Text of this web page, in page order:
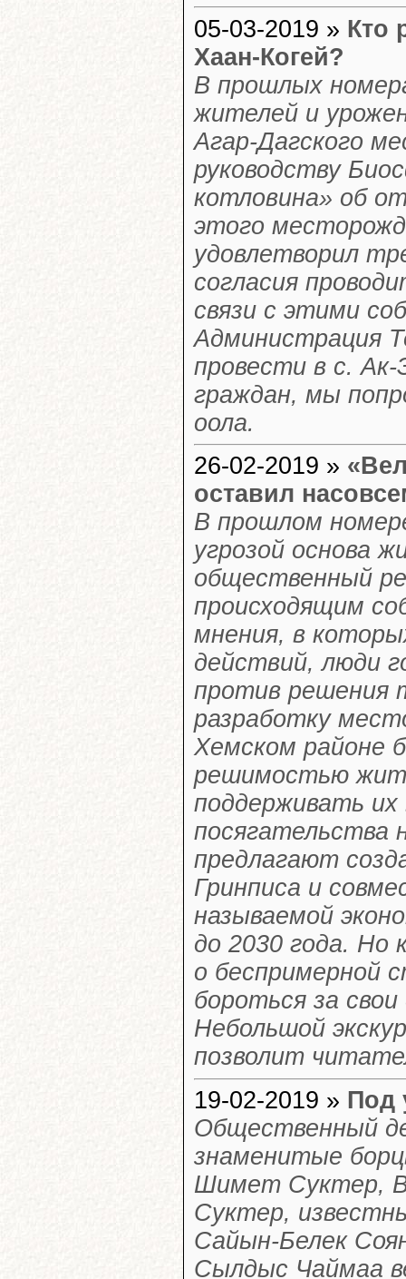
05-03-2019 » Кто
Хаан-Когей?
В прошлых
жителей и
Агар-Дагского
руководству
котловина» об
этого
удовлетворил
согласия
связи с этими
Администрация
провести в с. Ак-
граждан, мы
оола.
26-02-2019 »
оставил
В прошлом
угрозой основа
общественный
происходящим
мнения, в
действий, люди
против решения
разработку
Хемском районе
решимостью
поддерживать
посягательства
предлагают
Гринписа и
называемой
до 2030 года. Но
о беспримерной
бороться за
Небольшой
позволит
19-02-2019 » Под
Общественный
знаменитые
Шимет Суктер,
Суктер,
Сайын-Белек
Сылдыс Чаймаа